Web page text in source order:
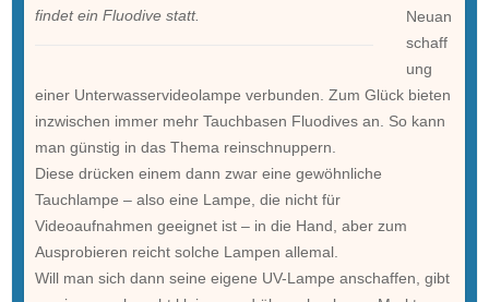
findet ein Fluodive statt.
Neuan
schaff
ung
einer Unterwasservideolampe verbunden. Zum Glück bieten
inzwischen immer mehr Tauchbasen Fluodives an. So kann
man günstig in das Thema reinschnuppern.
Diese drücken einem dann zwar eine gewöhnliche
Tauchlampe – also eine Lampe, die nicht für
Videoaufnahmen geeignet ist – in die Hand, aber zum
Ausprobieren reicht solche Lampen allemal.
Will man sich dann seine eigene UV-Lampe anschaffen, gibt